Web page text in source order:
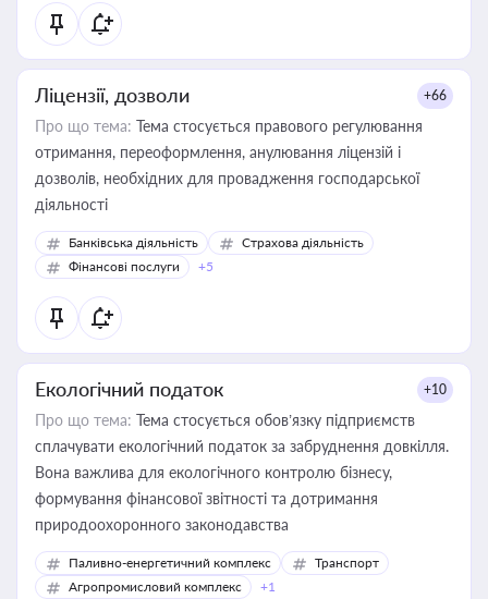
Ліцензії, дозволи +66
Про що тема: Тема стосується правового регулювання
отримання, переоформлення, анулювання ліцензій і
дозволів, необхідних для провадження господарської
діяльності
Банківська діяльність
Страхова діяльність
Фінансові послуги
+5
Екологічний податок +10
Про що тема: Тема стосується обов’язку підприємств
сплачувати екологічний податок за забруднення довкілля.
Вона важлива для екологічного контролю бізнесу,
формування фінансової звітності та дотримання
природоохоронного законодавства
Паливно-енергетичний комплекс
Транспорт
Агропромисловий комплекс
+1